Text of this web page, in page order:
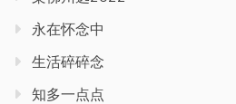
永在怀念中
生活碎碎念
知多一点点